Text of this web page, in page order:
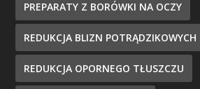
PREPARATY Z BORÓWKI NA OCZY
REDUKCJA BLIZN POTRĄDZIKOWYCH
REDUKCJA OPORNEGO TŁUSZCZU